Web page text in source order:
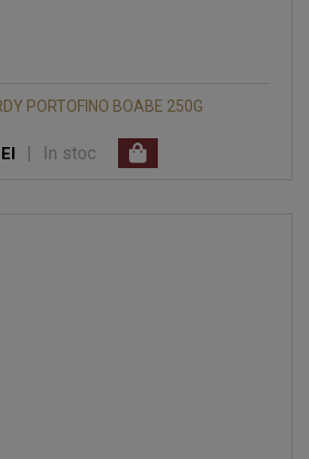
PORTOFINO BOABE 250G
In stoc